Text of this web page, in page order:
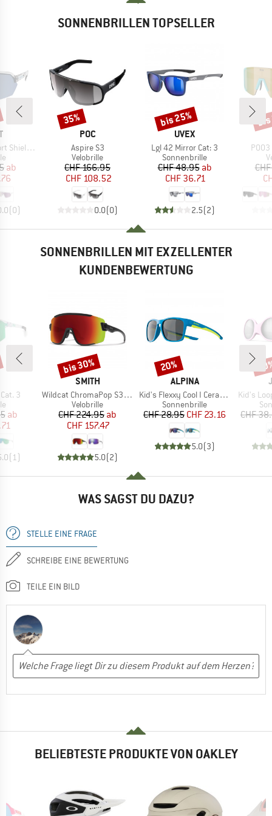
SONNENBRILLEN TOPSELLER
S3
Preis
ab
(0)
MARKE
POC
Artikel
Aspire S3
Produktgruppe
Velobrille
Preis
CHF 166.95reduzierter Preis
CHF 108.52
0.0(0)
Rabatt
35%
MARKE
UVEX
Artikel
Lgl 42 Mirror Cat: 3
Produktgruppe
Sonnenbrille
Preis
CHF 48.95reduzierter Preis
ab
CHF 36.71
2.5(2)
Rabatt
bis 25%
Artikel
P003
SONNENBRILLEN MIT EXZELLENTER
KUNDENBEWERTUNG
3
Preis
ab
(1)
MARKE
SMITH
Artikel
Wildcat ChromaPop S3 (VLT 15%) + S0 (VLT 90%)
Produktgruppe
Velobrille
Preis
CHF 224.95reduzierter Preis
ab
CHF 157.47
5.0(2)
Rabatt
bis 30%
MARKE
ALPINA
Artikel
Kid's Flexxy Cool I Ceramic Mirror Cat 3
Produktgruppe
Sonnenbrille
Preis
CHF 28.95reduzierter Preis
CHF 23.16
5.0(3)
Rabatt
20%
Artikel
Kid's
CHF
WAS SAGST DU DAZU?
STELLE EINE FRAGE
SCHREIBE EINE BEWERTUNG
TEILE EIN BILD
BELIEBTESTE PRODUKTE VON OAKLEY